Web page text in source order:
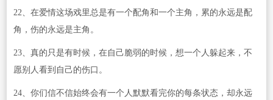
22、在爱情这场戏里总是有一个配角和一个主角，累的永远是配
角，伤的永远是主角。
23、真的只是有时候，在自己脆弱的时候，想一个人躲起来，不
愿别人看到自己的伤口。
24、你们信不信始终会有一个人默默看完你的每条状态，却永远